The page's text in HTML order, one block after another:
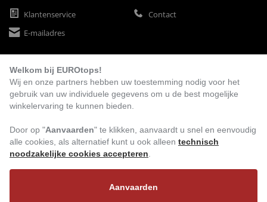
Klantenservice
Contact
E-mailadres
BETAALMETHODEN
Welkom bij EUROtops!
Wij en onze partners hebben uw toestemming nodig voor het
gebruik van uw individuele gegevens om u de best mogelijke
winkelervaring te kunnen bieden.
Door op "Aanvaarden" te klikken, aanvaardt u snel en eenvoudig
alle cookies, als alternatief kunt u ook alleen technisch
noodzakelijke cookies accepteren
Aanvaarden